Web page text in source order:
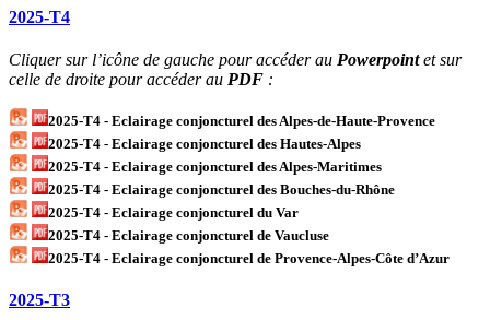
2025-T4
Cliquer sur l’icône de gauche pour accéder au Powerpointet sur
celle de droite pour accéder au PDF :
2025-T4 - Eclairage conjoncturel des Alpes-de-Haute-Provence
2025-T4 - Eclairage conjoncturel des Hautes-Alpes
2025-T4 - Eclairage conjoncturel des Alpes-Maritimes
2025-T4 - Eclairage conjoncturel des Bouches-du-Rhône
2025-T4 - Eclairage conjoncturel du Var
2025-T4 - Eclairage conjoncturel de Vaucluse
2025-T4 - Eclairage conjoncturel de Provence-Alpes-Côte d’Azur
2025-T3